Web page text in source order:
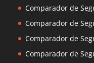
Comparador de
Comparador de
Comparador de
Comparador de